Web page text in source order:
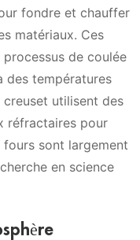
fondre et chauffer
matériaux. Ces
de coulée
des températures
creuset utilisent des
réfractaires pour
sont largement
en science